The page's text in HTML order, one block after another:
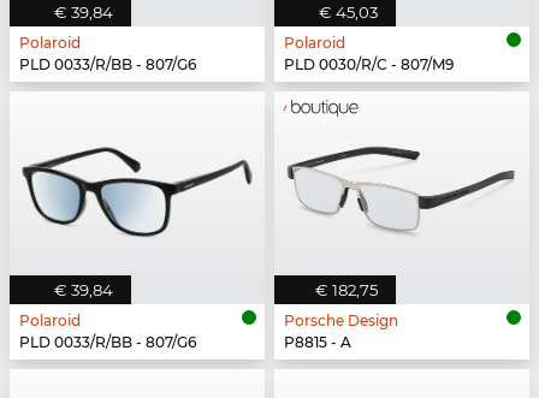
€ 39,84
Polaroid
PLD 0033/R/BB - 807/G6
€ 45,03
Polaroid
PLD 0030/R/C - 807/M9
€ 39,84
Polaroid
PLD 0033/R/BB - 807/G6
€ 182,75
Porsche Design
P8815 - A